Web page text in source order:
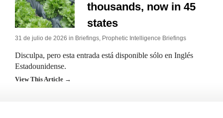
thousands, now in 45
states
31 de julio de 2026 in Briefings, Prophetic Intelligence Briefings
Disculpa, pero esta entrada está disponible sólo en Inglés
Estadounidense.
View This Article →